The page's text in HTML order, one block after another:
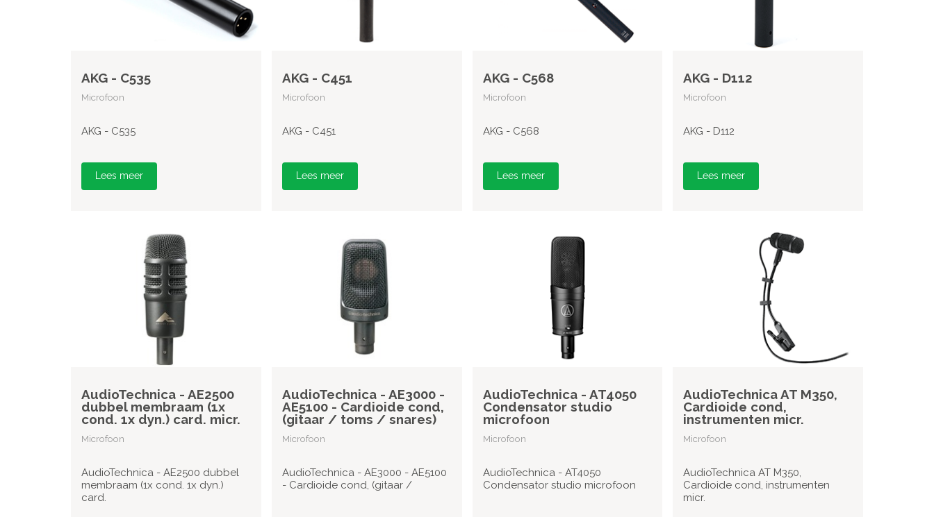
AKG - C535
Microfoon
AKG - C535
Lees meer
AKG - C451
Microfoon
AKG - C451
Lees meer
AKG - C568
Microfoon
AKG - C568
Lees meer
AKG - D112
Microfoon
AKG - D112
Lees meer
AudioTechnica - AE2500
dubbel membraam (1x
cond. 1x dyn.) card. micr.
Microfoon
AudioTechnica - AE2500 dubbel
membraam (1x cond. 1x dyn.)
card.
AudioTechnica - AE3000 -
AE5100 - Cardioide cond,
(gitaar / toms / snares)
Microfoon
AudioTechnica - AE3000 - AE5100
- Cardioide cond, (gitaar /
AudioTechnica - AT4050
Condensator studio
microfoon
Microfoon
AudioTechnica - AT4050
Condensator studio microfoon
AudioTechnica AT M350,
Cardioide cond,
instrumenten micr.
Microfoon
AudioTechnica AT M350,
Cardioide cond, instrumenten
micr.